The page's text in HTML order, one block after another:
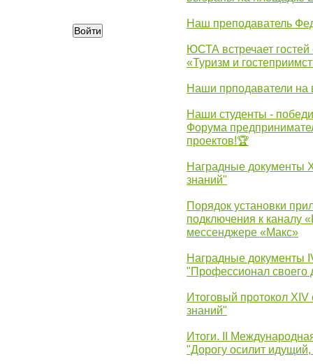
Наш преподаватель
ЮСТА встречает гостей
«Туризм и
Наши прподаватели
Наши студенты -
Форума
проектов!🏆
Наградные документы
знаний"
Порядок установки
подключения к каналу
мессенджере «Макс»
Наградные документы
"Профессионал своего
Итоговый протокол
знаний"
Итоги. II
"Дорогу осилит